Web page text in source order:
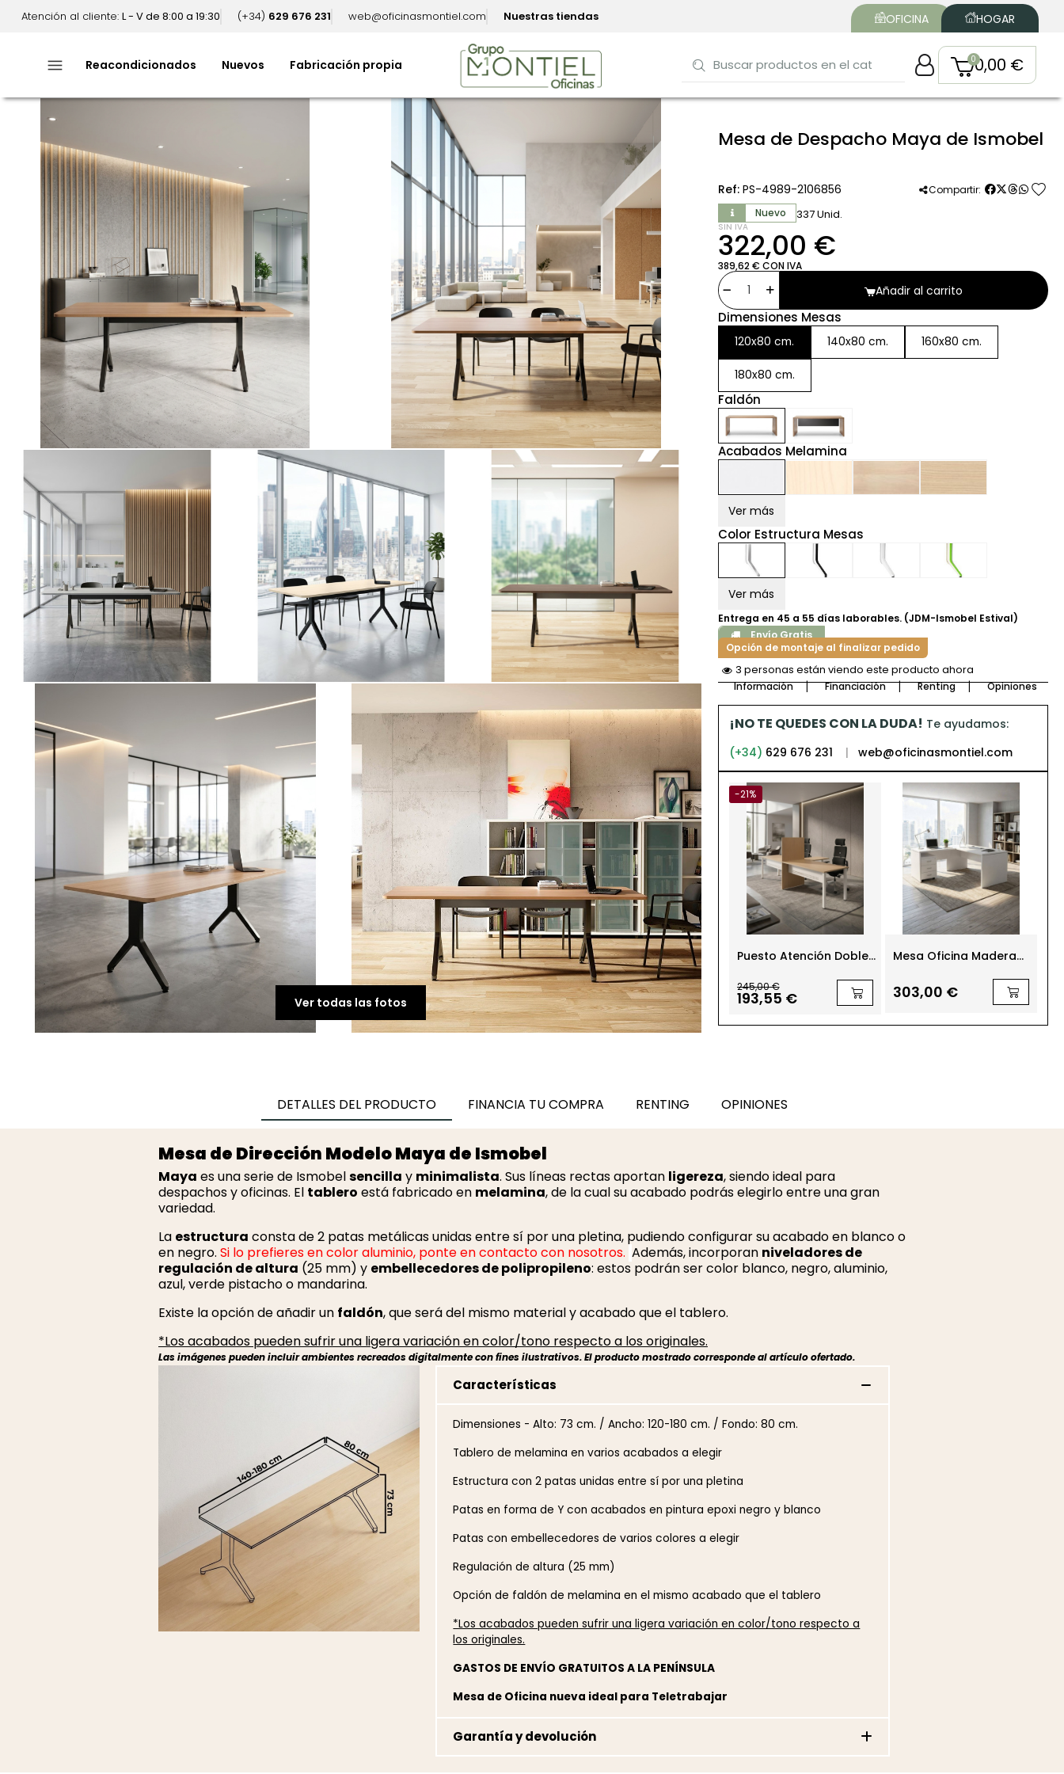
Atención al cliente: L - V de 8:00 a 19:30 (+34) 629 676 231 web@oficinasmontiel.com Nuestras tiendas OFICINA HOGAR
menu Reacondicionados Nuevos Fabricación propia 0,00 €
Ver todas las fotos
Mesa de Despacho Maya de Ismobel
Ref: PS-4989-2106856 Compartir: favorite
Nuevo 337 Unid.
SIN IVA
322,00 €
389,62 € CON IVA
Añadir al carrito
Dimensiones Mesas
120x80 cm. 140x80 cm. 160x80 cm.
180x80 cm.
Faldón
Acabados Melamina
Ver más
Color Estructura Mesas
Ver más
Entrega en 45 a 55 días laborables. (JDM-Ismobel Estival)
Envío Gratis
Opción de montaje al finalizar pedido
3 personas están viendo este producto ahora
Información Financiación Renting Opiniones
¡NO TE QUEDES CON LA DUDA! Te ayudamos:
(+34) 629 676 231 | web@oficinasmontiel.com
-21%
Mesa Reuniones Oficina
Legacy de Kunna
718,00 €
567,22 €
-21%
Puesto Atención Doble
245,00 €
193,55 €
Mesa Oficina Madera
303,00 €
DETALLES DEL PRODUCTO FINANCIA TU COMPRA RENTING OPINIONES
Mesa de Dirección Modelo Maya de Ismobel
Maya es una serie de Ismobelsencilla y minimalista. Sus líneas rectas aportan ligereza, siendo ideal para
despachos y oficinas. El tablero está fabricado en melamina, de la cual su acabado podrás elegirlo entre una gran
variedad.
La estructura consta de 2 patas metálicas unidas entre sí por una pletina, pudiendo configurar su acabado en blanco o
en negro. Si lo prefieres en color aluminio, ponte en contacto con nosotros. Además, incorporan niveladores de
regulación de altura (25 mm) y embellecedores de polipropileno: estos podrán ser color blanco, negro, aluminio,
azul, verde pistacho o mandarina.
Existe la opción de añadir un faldón, que será del mismo material y acabado que el tablero.
*Los acabados pueden sufrir una ligera variación en color/tono respecto a los originales.
Las imágenes pueden incluir ambientes recreados digitalmente con fines ilustrativos. El producto mostrado corresponde al artículo ofertado.
Características
Dimensiones - Alto: 73 cm. / Ancho: 120-180 cm. / Fondo: 80 cm.
Tablero de melamina en varios acabados a elegir
Estructura con 2 patas unidas entre sí por una pletina
Patas en forma de Y con acabados en pintura epoxi negro y blanco
Patas con embellecedores de varios colores a elegir
Regulación de altura (25 mm)
Opción de faldón de melamina en el mismo acabado que el tablero
*Los acabados pueden sufrir una ligera variación en color/tono respecto a
los originales.
GASTOS DE ENVÍO GRATUITOS A LA PENÍNSULA
Mesa de Oficina nueva ideal para Teletrabajar
Garantía y devolución